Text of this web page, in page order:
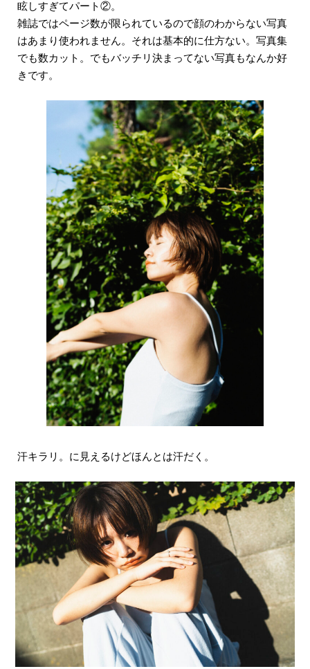
眩しすぎてパート②。
雑誌ではページ数が限られているので顔のわからない写真
はあまり使われません。それは基本的に仕方ない。写真集
でも数カット。でもバッチリ決まってない写真もなんか好
きです。
汗キラリ。に見えるけどほんとは汗だく。